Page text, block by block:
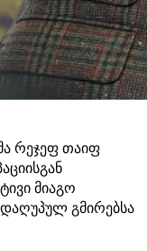
რეჯეფ თაიფ
მიაგო
გმირებსა